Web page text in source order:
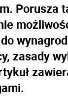
Porusza
zasady